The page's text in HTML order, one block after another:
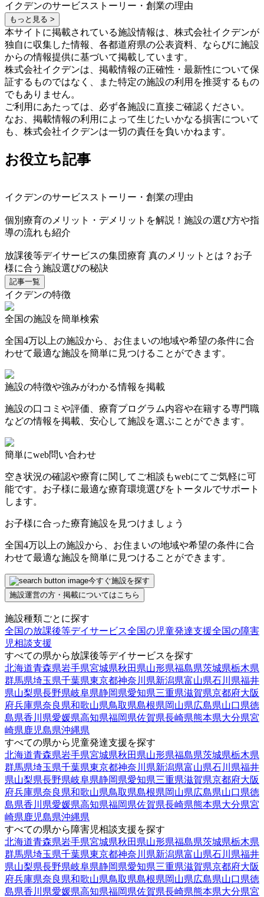
イクデンのサービスストーリー・創業の理由
もっと見る >
本サイトに掲載されている施設情報は、株式会社イクデンが
独自に収集した情報、各都道府県の公表資料、ならびに施設
からの情報提供に基づいて掲載しています。
株式会社イクデンは、掲載情報の正確性・最新性について保
証するものではなく、また特定の施設の利用を推奨するもの
でもありません。
ご利用にあたっては、必ず各施設に直接ご確認ください。
なお、掲載情報の利用によって生じたいかなる損害について
も、株式会社イクデンは一切の責任を負いかねます。
お役立ち記事
イクデンのサービスストーリー・創業の理由
個別療育のメリット・デメリットを解説！施設の選び方や指
導の流れも紹介
放課後等デイサービスの集団療育 真のメリットとは？お子
様に合う施設選びの秘訣
記事一覧
イクデンの特徴
全国の施設を簡単検索
全国4万以上の施設から、お住まいの地域や希望の条件に合
わせて最適な施設を簡単に見つけることができます。
施設の特徴や強みがわかる情報を掲載
施設の口コミや評価、療育プログラム内容や在籍する専門職
などの情報を掲載、安心して施設を選ぶことができます。
簡単にweb問い合わせ
空き状況の確認や療育に関してご相談もwebにてご気軽に可
能です。お子様に最適な療育環境選びをトータルでサポート
します。
お子様に合った療育施設を見つけましょう
全国4万以上の施設から、お住まいの地域や希望の条件に合
わせて最適な施設を簡単に見つけることができます。
今すぐ施設を探す
施設運営の方・掲載についてはこちら
施設種類ごとに探す
全国の放課後等デイサービス全国の児童発達支援全国の障害
児相談支援
すべての県から放課後等デイサービスを探す
北海道青森県岩手県宮城県秋田県山形県福島県茨城県栃木県
群馬県埼玉県千葉県東京都神奈川県新潟県富山県石川県福井
県山梨県長野県岐阜県静岡県愛知県三重県滋賀県京都府大阪
府兵庫県奈良県和歌山県鳥取県島根県岡山県広島県山口県徳
島県香川県愛媛県高知県福岡県佐賀県長崎県熊本県大分県宮
崎県鹿児島県沖縄県
すべての県から児童発達支援を探す
北海道青森県岩手県宮城県秋田県山形県福島県茨城県栃木県
群馬県埼玉県千葉県東京都神奈川県新潟県富山県石川県福井
県山梨県長野県岐阜県静岡県愛知県三重県滋賀県京都府大阪
府兵庫県奈良県和歌山県鳥取県島根県岡山県広島県山口県徳
島県香川県愛媛県高知県福岡県佐賀県長崎県熊本県大分県宮
崎県鹿児島県沖縄県
すべての県から障害児相談支援を探す
北海道青森県岩手県宮城県秋田県山形県福島県茨城県栃木県
群馬県埼玉県千葉県東京都神奈川県新潟県富山県石川県福井
県山梨県長野県岐阜県静岡県愛知県三重県滋賀県京都府大阪
府兵庫県奈良県和歌山県鳥取県島根県岡山県広島県山口県徳
島県香川県愛媛県高知県福岡県佐賀県長崎県熊本県大分県宮